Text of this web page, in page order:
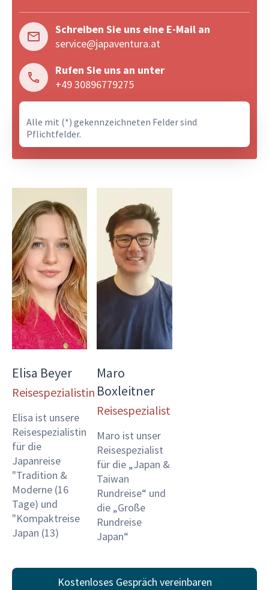
Schreiben Sie uns eine E-Mail an
service@japaventura.at
Rufen Sie uns an unter
+49 30896779275
Alle mit (*) gekennzeichneten Felder sind
Pflichtfelder.
Elisa Beyer
Reisespezialistin
Elisa ist unsere
Reisespezialistin
für die
Japanreise
"Tradition &
Moderne (16
Tage) und
"Kompaktreise
Japan (13)
Maro
Boxleitner
Reisespezialist
Maro ist unser
Reisespezialist
für die „Japan &
Taiwan
Rundreise“ und
die „Große
Rundreise
Japan“
Kostenloses Gespräch vereinbaren